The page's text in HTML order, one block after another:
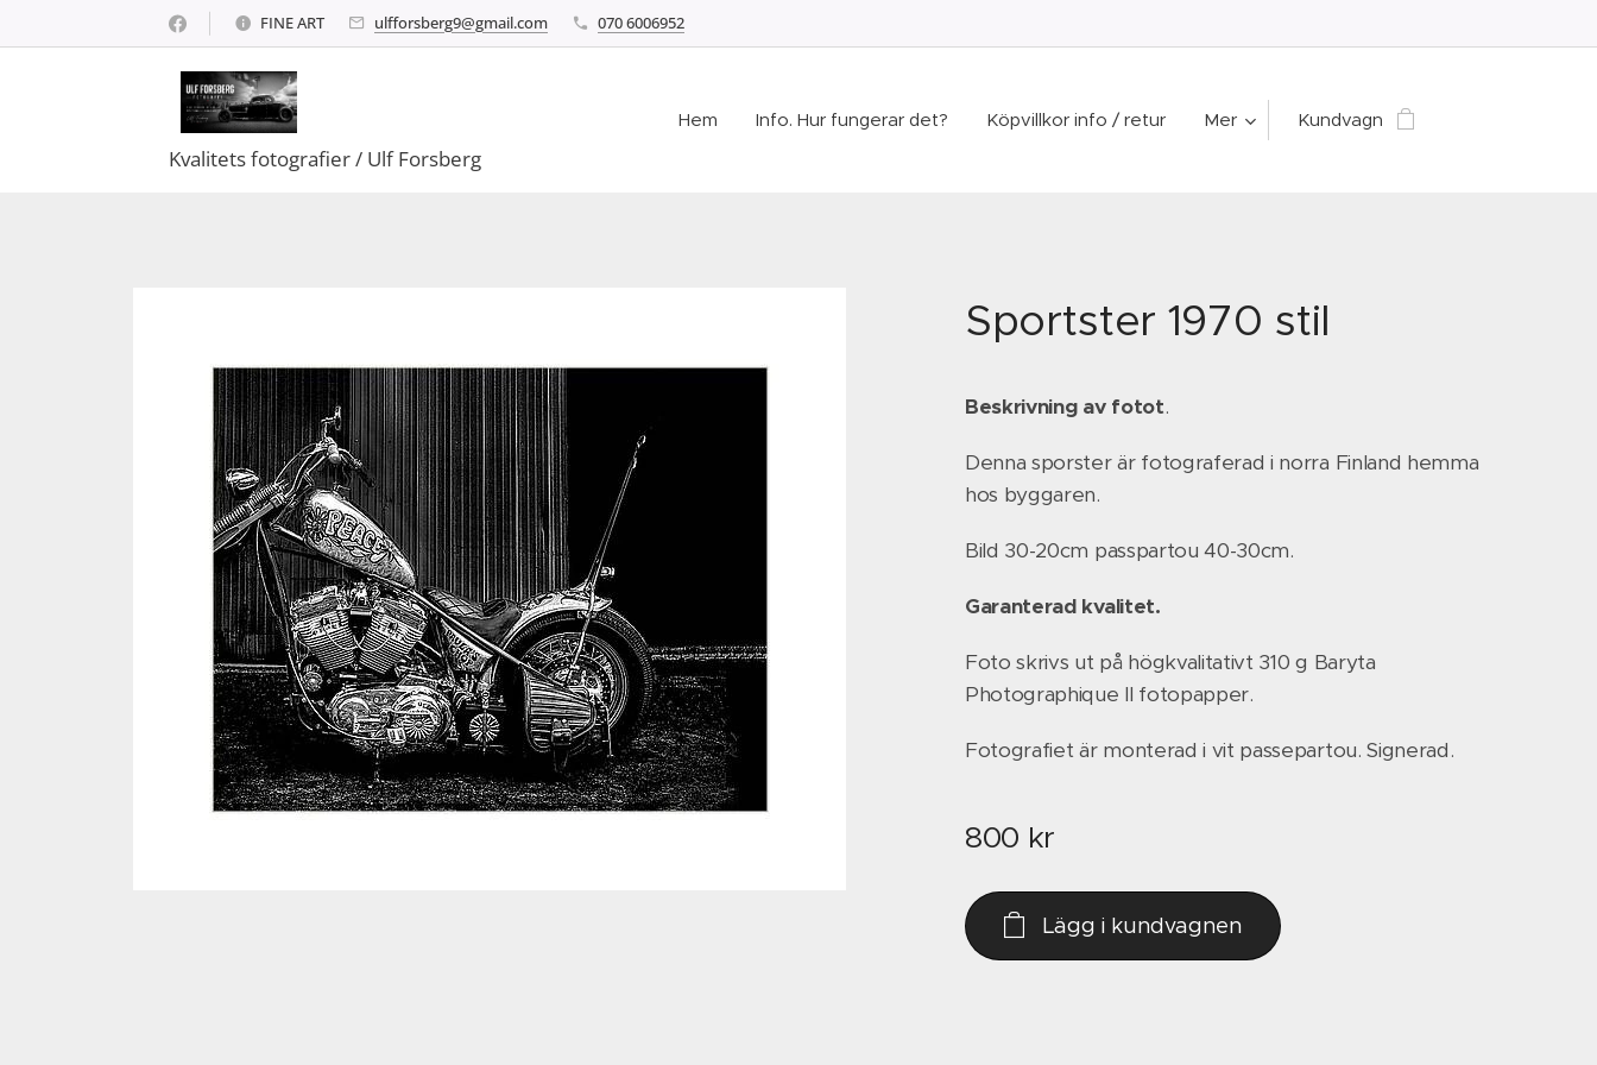
FINE ART ulfforsberg9@gmail.com 070 6006952
Kvalitets fotografier / Ulf Forsberg
Hem Info. Hur fungerar det? Köpvillkor info / retur Mer Kundvagn
Sportster 1970 stil
Beskrivning av fotot.
Denna sporster är fotograferad i norra Finland hemma
hos byggaren.
Bild 30-20cm passpartou 40-30cm.
Garanterad kvalitet.
Foto skrivs ut på högkvalitativt 310 g Baryta
Photographique II fotopapper.
Fotografiet är monterad i vit passepartou. Signerad.
800 kr
Lägg i kundvagnen